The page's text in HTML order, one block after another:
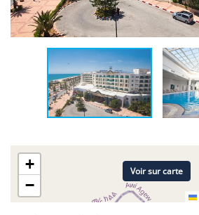
+
−
Voir sur carte